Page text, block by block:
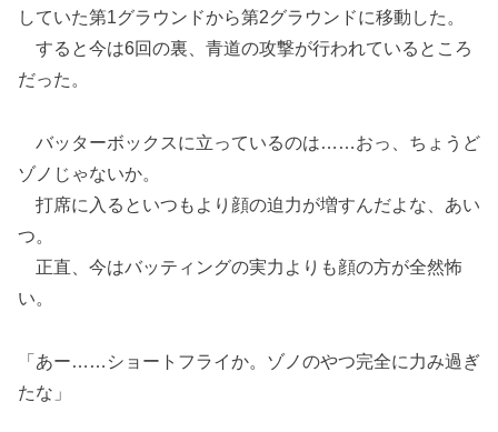
していた第1グラウンドから第2グラウンドに移動した。
すると今は6回の裏、青道の攻撃が行われているところ
だった。
バッターボックスに立っているのは……おっ、ちょうど
ゾノじゃないか。
打席に入るといつもより顔の迫力が増すんだよな、あい
つ。
正直、今はバッティングの実力よりも顔の方が全然怖
い。
「あー……ショートフライか。ゾノのやつ完全に力み過ぎ
たな」